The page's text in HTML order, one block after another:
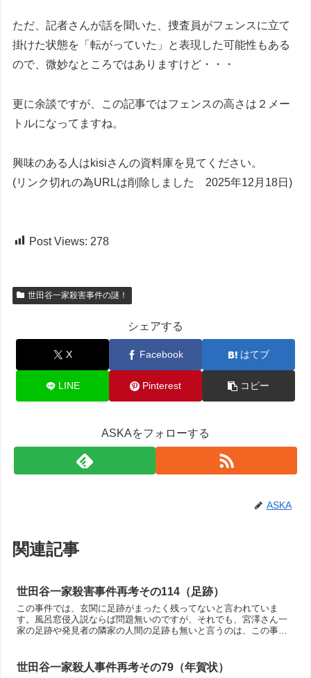
ただ、記者さんが話を聞いた、捜査員がフェンスに立て
掛けた状態を「転がっていた」と表現した可能性もある
ので、微妙なところではありますけど・・・
更に余談ですが、この記事ではフェンスの高さは２メー
トルになってますね。
興味のある人はkisiさんの資料庫を見てください。
(リンク切れの為URLは削除しました 2025年12月18日)
Post Views: 278
世田谷一家殺害事件の謎！
シェアする
X Facebook はてブ
LINE Pinterest コピー
ASKAをフォローする
ASKA
関連記事
世田谷一家殺害事件再考その114（足跡）
この事件では、玄関に足跡がまったく残ってないと言われていま
す。風呂窓侵入説ならば問題無いのですが、それでも、宮澤さん一
家の足跡や発見者の隣家の人間の足跡も無いと言うのは、この事件
世田谷一家殺人事件再考その79（年賀状）